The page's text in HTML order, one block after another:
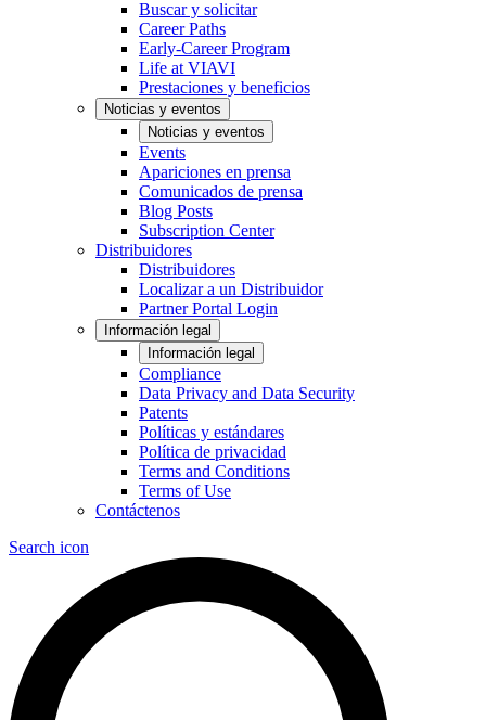
Buscar y solicitar
Career Paths
Early-Career Program
Life at VIAVI
Prestaciones y beneficios
Noticias y eventos
Noticias y eventos
Events
Apariciones en prensa
Comunicados de prensa
Blog Posts
Subscription Center
Distribuidores
Distribuidores
Localizar a un Distribuidor
Partner Portal Login
Información legal
Información legal
Compliance
Data Privacy and Data Security
Patents
Políticas y estándares
Política de privacidad
Terms and Conditions
Terms of Use
Contáctenos
Search icon